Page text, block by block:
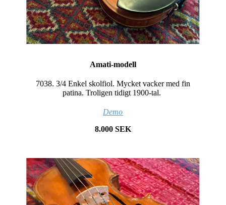
Amati-modell
7038. 3/4 Enkel skolfiol. Mycket vacker med fin
patina. Troligen tidigt 1900-tal.
Demo
8.000 SEK